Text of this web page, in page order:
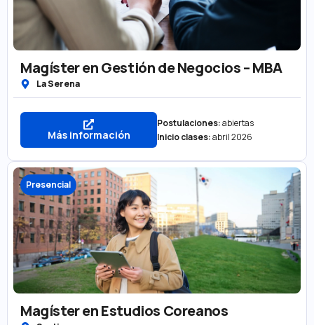
Magíster en Gestión de Negocios – MBA
La Serena
Más información
Postulaciones:abiertas
Inicio clases:abril 2026
Presencial
Magíster en Estudios Coreanos